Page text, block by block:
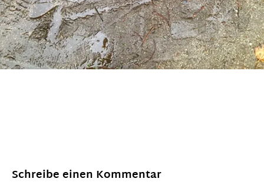
Schreibe einen Kommentar